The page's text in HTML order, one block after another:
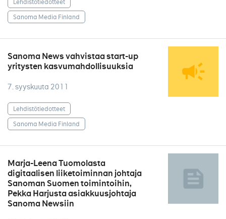
Lehdistötiedotteet
Sanoma Media Finland
Sanoma News vahvistaa start-up
yritysten kasvumahdollisuuksia
7. syyskuuta 2011
Lehdistötiedotteet
Sanoma Media Finland
Marja-Leena Tuomolasta
digitaalisen liiketoiminnan johtaja
Sanoman Suomen toimintoihin,
Pekka Harjusta asiakkuusjohtaja
Sanoma Newsiin